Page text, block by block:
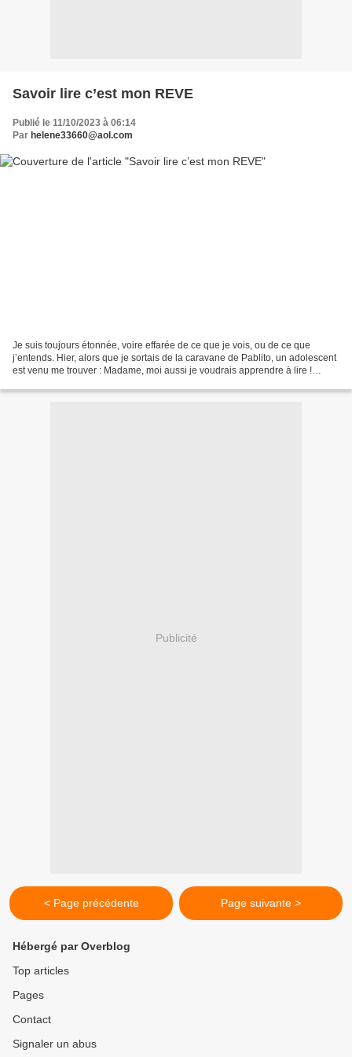
Savoir lire c’est mon REVE
Publié le 11/10/2023 à 06:14
Par helene33660@aol.com
Je suis toujours étonnée, voire effarée de ce que je vois, ou de ce que
j’entends. Hier, alors que je sortais de la caravane de Pablito, un adolescent
est venu me trouver : Madame, moi aussi je voudrais apprendre à lire !
Publicité
< Page précédente Page suivante >
Hébergé par Overblog
Top articles
Pages
Contact
Signaler un abus